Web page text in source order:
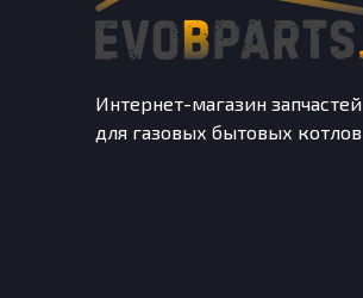
Интернет-магазин запчастей
для газовых бытовых котлов